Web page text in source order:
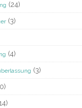
(24)
(3)
(4)
(3)